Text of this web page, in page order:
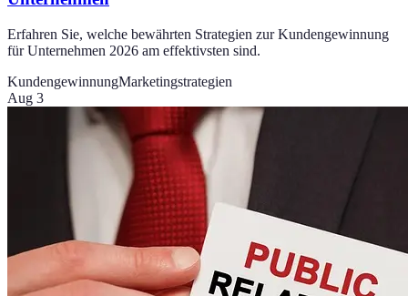
Erfahren Sie, welche bewährten Strategien zur Kundengewinnung
für Unternehmen 2026 am effektivsten sind.
KundengewinnungMarketingstrategien
Aug 3